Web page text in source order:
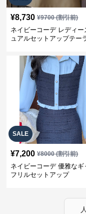
¥8,730 ¥9700(割引前)
ネイビーコーデ レディー
ュアルセットアップテー
SALE
¥7,200 ¥8000(割引前)
ネイビーコーデ 優雅なギ
フリルセットアップ